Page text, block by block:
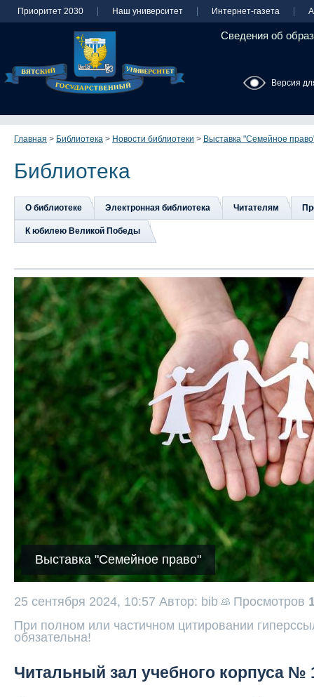
Приоритет 2030 Наш университет Интернет-газета
Сведения об
Версия
Главная > Библиотека > Новости библиотеки > Выставка "Семейное
Библиотека
О библиотеке Электронная библиотека Читателям
К юбилею Великой Победы
Выставка "Семейное право"
25 сентября 2024, 10:57 Автор: bib Просмотров
При полном или частичном цитировании
обязательна!
Читальный зал учебного корпуса №